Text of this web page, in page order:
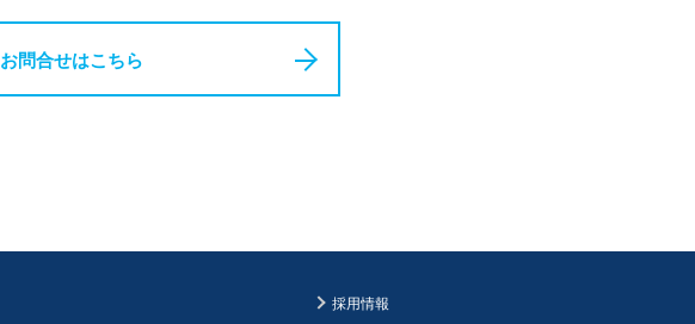
お問合せはこちら
採用情報